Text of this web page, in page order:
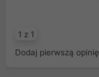
1 z 1
Dodaj pierwszą opinię